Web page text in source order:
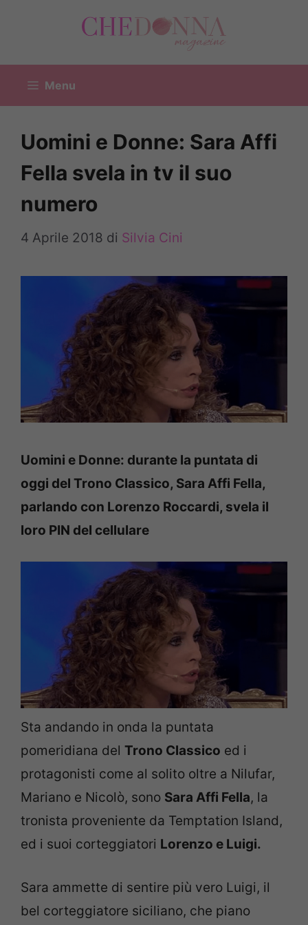
Menu
Uomini e Donne: Sara Affi
Fella svela in tv il suo
numero
4 Aprile 2018 di Silvia Cini
Uomini e Donne: durante la puntata di
oggi del Trono Classico, Sara Affi Fella,
parlando con Lorenzo Roccardi, svela il
loro PIN del cellulare
Sta andando in onda la puntata
pomeridiana del Trono Classico ed i
protagonisti come al solito oltre a Nilufar,
Mariano e Nicolò, sono Sara Affi Fella, la
tronista proveniente da Temptation Island,
ed i suoi corteggiatori Lorenzo e Luigi.
Sara ammette di sentire più vero Luigi, il
bel corteggiatore siciliano, che piano